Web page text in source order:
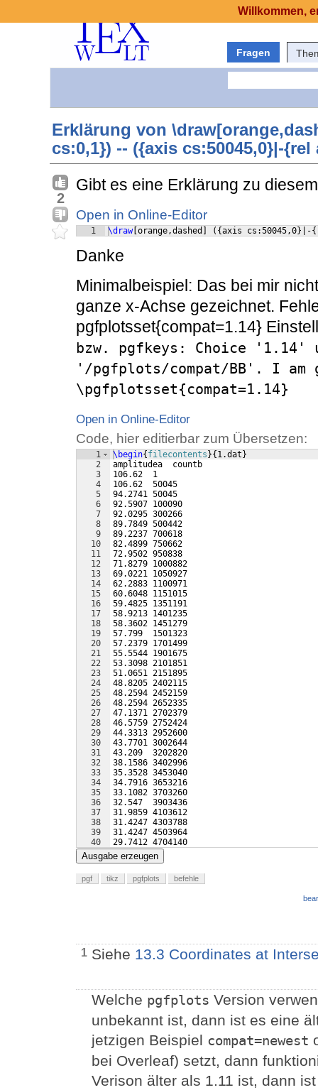
Fragen
Erklärung von
cs:0,1}) -- ({axis cs:50045,0}|-{rel
2
Gibt es eine Erklärung zu
Open in Online-Editor
1 \draw[ orange,dashed ({axis cs:50045,0} |-{
Danke
Minimalbeispiel: Das bei mir
ganze x-Achse gezeichnet.
pgfplotsset{compat=1.14}
bzw. pgfkeys: Choice '1.14'
'/pgfplots/compat/BB'. I
\pgfplotsset{compat=1.14}
Open in Online-Editor
Code, hier editierbar zum Übersetzen:
1
2
3
4
5
6
7
8
9
10
11
12
13
14
15
16
17
18
19
20
21
22
23
24
25
26
27
28
29
30
31
32
33
34
35
36
37
38
39
40
41
\begin{ filecontents }{ 1.dat }
amplitudea  countb
106.62  1
106.62  50045
94.2741 50045
92.5907 100090
92.0295 300266
89.7849 500442
89.2237 700618
82.4899 750662
72.9502 950838
71.8279 1000882
69.0221 1050927
62.2883 1100971
60.6048 1151015
59.4825 1351191
58.9213 1401235
58.3602 1451279
57.799  1501323
57.2379 1701499
55.5544 1901675
53.3098 2101851
51.0651 2151895
48.8205 2402115
48.2594 2452159
48.2594 2652335
47.1371 2702379
46.5759 2752424
44.3313 2952600
43.7701 3002644
43.209  3202820
38.1586 3402996
35.3528 3453040
34.7916 3653216
33.1082 3703260
32.547  3903436
31.9859 4103612
31.4247 4303788
31.4247 4503964
29.7412 4704140
29.7412 4904316
Ausgabe erzeugen
pgf tikz pgfplots befehle
1 Siehe 13.3 Coordinates at
Welche pgfplots Version
unbekannt ist, dann ist es eine
jetzigen Beispiel compat=newest
bei Overleaf) setzt, dann
Verison älter als 1.11 ist, dann
Willkommen,